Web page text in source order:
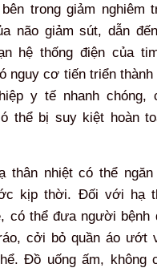
trong giảm nghiêm
não giảm sút, dẫn
hệ thống điện của
nguy cơ tiến triển
y tế nhanh chóng,
thể bị suy kiệt hoàn
thân nhiệt có thể
kịp thời. Đối với hạ
có thể đưa người bệnh
cởi bỏ quần áo ướt
Đồ uống ấm, không